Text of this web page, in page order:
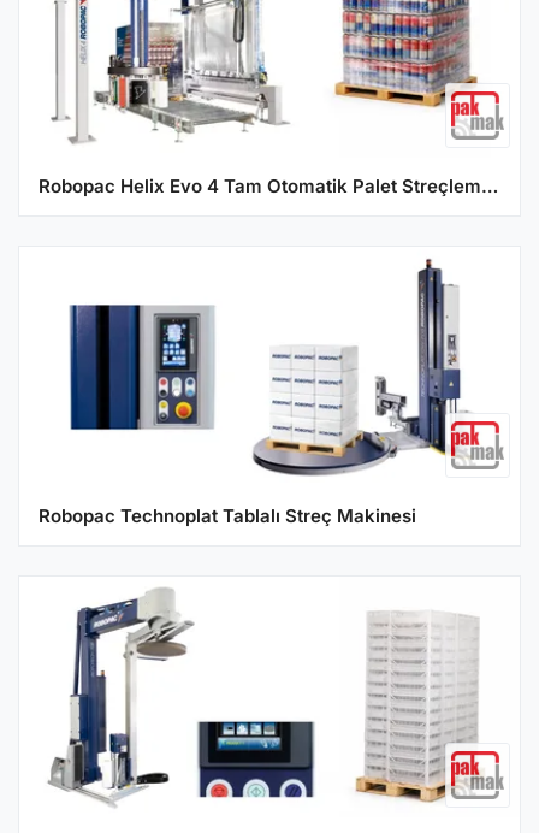
Robopac Helix Evo 4 Tam Otomatik Palet Streçleme Makinesi
Robopac Technoplat Tablalı Streç Makinesi